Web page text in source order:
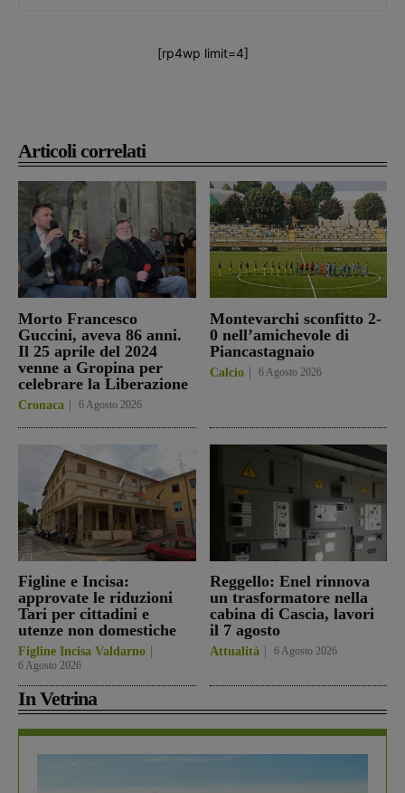
Articoli correlati
Morto Francesco
Guccini, aveva 86 anni.
Il 25 aprile del 2024
venne a Gropina per
celebrare la Liberazione
Cronaca 6 Agosto 2026
Montevarchi sconfitto 2-
0 nell’amichevole di
Piancastagnaio
Calcio 6 Agosto 2026
Figline e Incisa:
approvate le riduzioni
Tari per cittadini e
utenze non domestiche
Figline Incisa Valdarno
6 Agosto 2026
Reggello: Enel rinnova
un trasformatore nella
cabina di Cascia, lavori
il 7 agosto
Attualità 6 Agosto 2026
In Vetrina
[rp4wp limit=4]